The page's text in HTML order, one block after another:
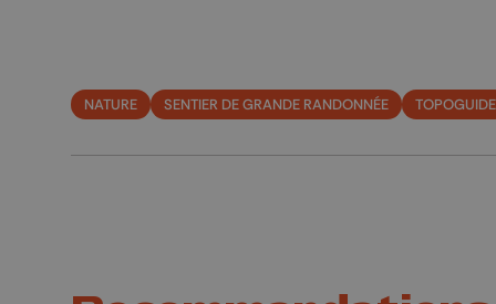
NATURE SENTIER DE GRANDE RANDONNÉE TOPOGUIDE